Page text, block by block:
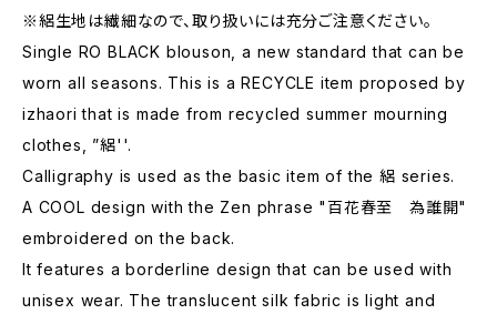
※絽生地は繊細なので、取り扱いには充分ご注意ください。
Single RO BLACK blouson, a new standard that can be
worn all seasons. This is a RECYCLE item proposed by
izhaori that is made from recycled summer mourning
clothes, ”絽''.
Calligraphy is used as the basic item of the 絽 series.
A COOL design with the Zen phrase "百花春至 為誰開"
embroidered on the back.
It features a borderline design that can be used with
unisex wear. The translucent silk fabric is light and